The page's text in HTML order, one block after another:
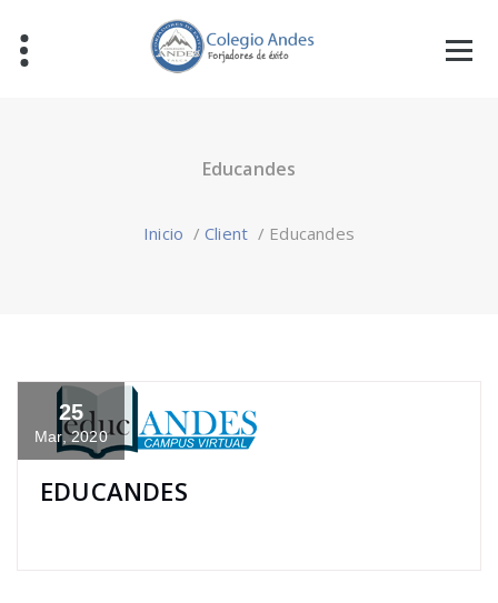
Educandes
Inicio /Client / Educandes
25
Mar, 2020
EDUCANDES